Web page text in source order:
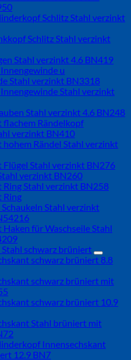
Schlitz Stahl verzinkt
Schlitz Stahl verzinkt
Stahl verzinkt 4.6 BN419
u
Stahl verzinkt BN3318
Stahl verzinkt
Stahl verzinkt 4.6 BN248
flachem Rändelkopf
verzinkt BN410
hohem Rändel Stahl verzinkt
Flügel Stahl verzinkt BN276
verzinkt BN260
Ring Stahl verzinkt BN258
Ring
Stahl verzinkt
Haken für Waschseile Stahl
schwarz brüniert
schwarz brüniert 8.8
schwarz brüniert mit
schwarz brüniert 10.9
Stahl brüniert mit
Innensechskant
12.9 BN7